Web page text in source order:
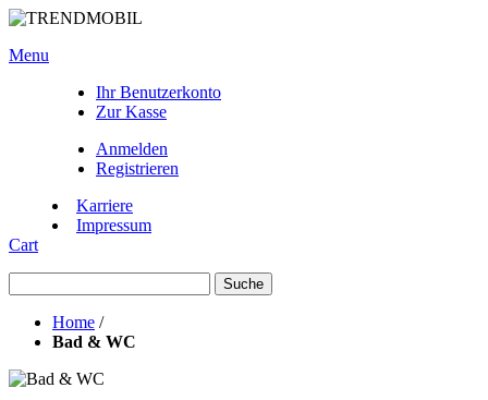
Menu
Ihr Benutzerkonto
Zur Kasse
Anmelden
Registrieren
Karriere
Impressum
Cart
Suche
Home /
Bad & WC